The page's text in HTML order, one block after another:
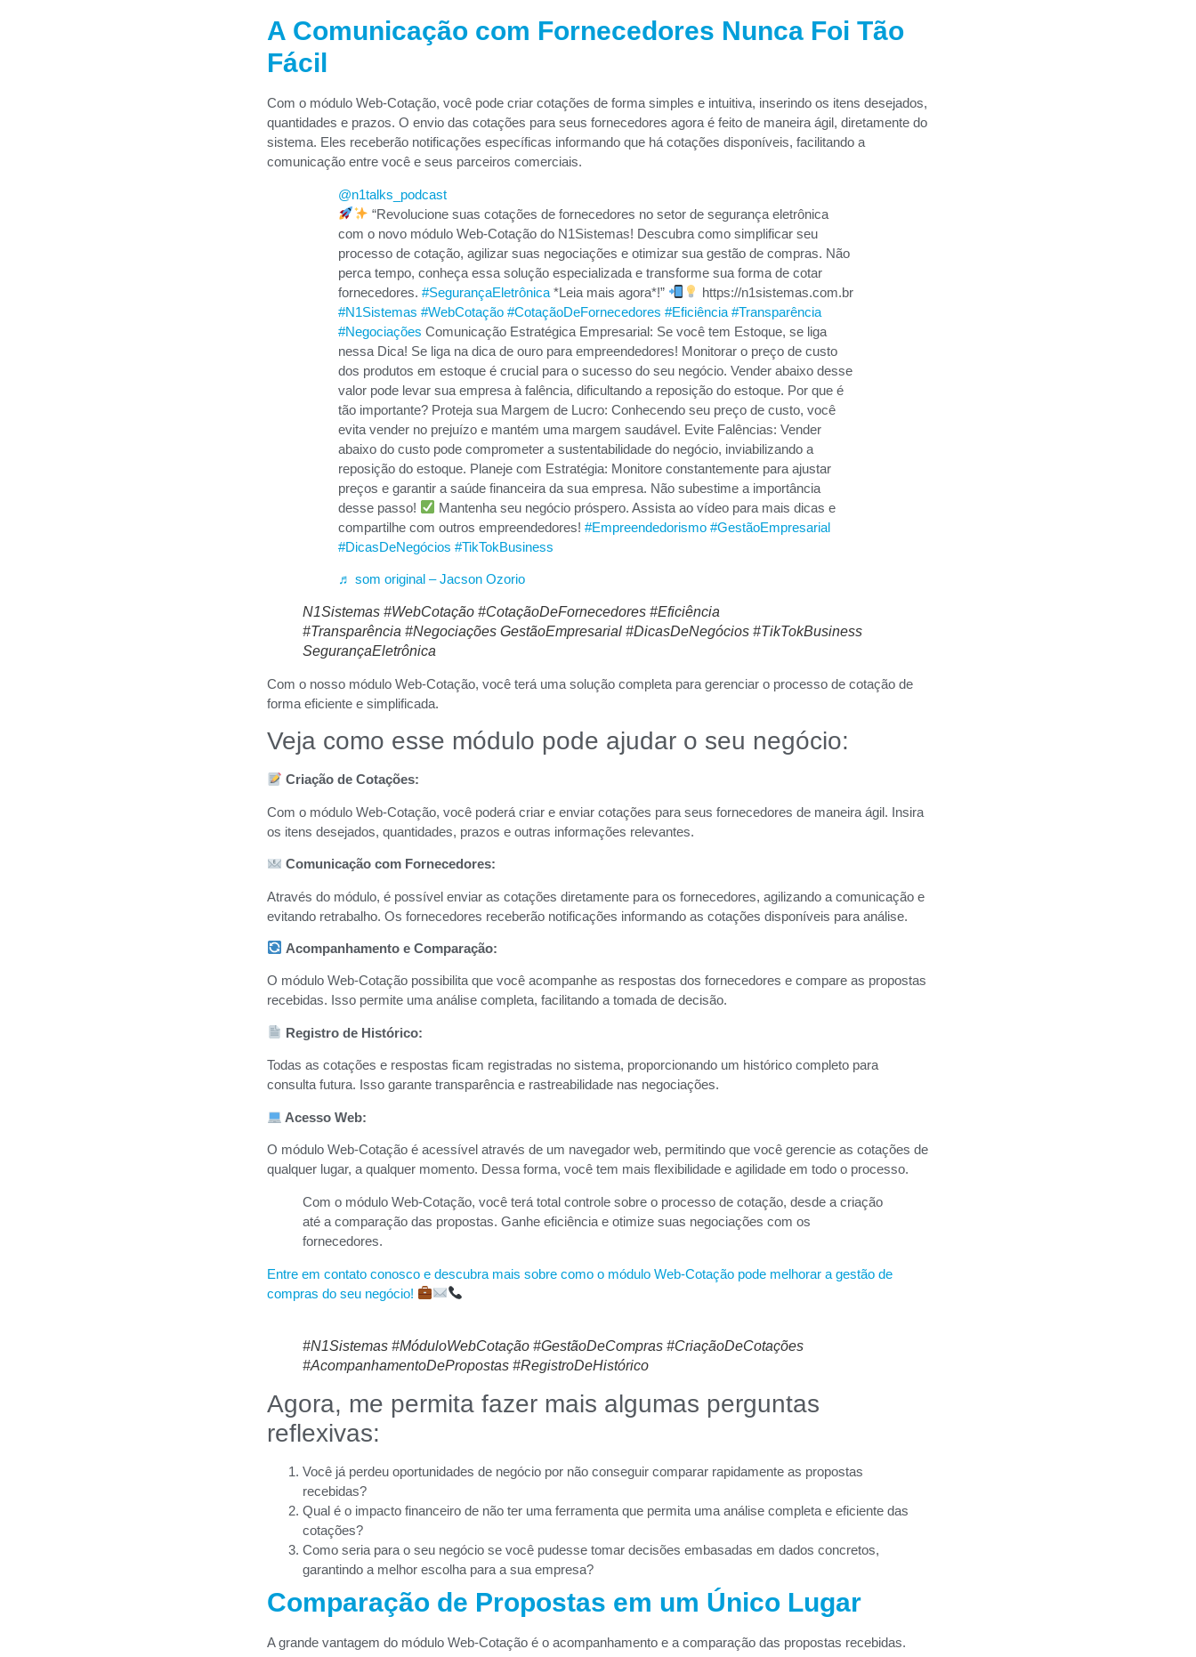
A Comunicação com Fornecedores Nunca Foi Tão
Fácil
Com o módulo Web-Cotação, você pode criar cotações de forma simples e intuitiva, inserindo os itens desejados,
quantidades e prazos. O envio das cotações para seus fornecedores agora é feito de maneira ágil, diretamente do
sistema. Eles receberão notificações específicas informando que há cotações disponíveis, facilitando a
comunicação entre você e seus parceiros comerciais.
@n1talks_podcast
“Revolucione suas cotações de fornecedores no setor de segurança eletrônica
com o novo módulo Web-Cotação do N1Sistemas! Descubra como simplificar seu
processo de cotação, agilizar suas negociações e otimizar sua gestão de compras. Não
perca tempo, conheça essa solução especializada e transforme sua forma de cotar
fornecedores. #SegurançaEletrônica *Leia mais agora*!”
https://n1sistemas.com.br
#N1Sistemas #WebCotação #CotaçãoDeFornecedores #Eficiência #Transparência
#Negociações Comunicação Estratégica Empresarial: Se você tem Estoque, se liga
nessa Dica! Se liga na dica de ouro para empreendedores! Monitorar o preço de custo
dos produtos em estoque é crucial para o sucesso do seu negócio. Vender abaixo desse
valor pode levar sua empresa à falência, dificultando a reposição do estoque. Por que é
tão importante? Proteja sua Margem de Lucro: Conhecendo seu preço de custo, você
evita vender no prejuízo e mantém uma margem saudável. Evite Falências: Vender
abaixo do custo pode comprometer a sustentabilidade do negócio, inviabilizando a
reposição do estoque. Planeje com Estratégia: Monitore constantemente para ajustar
preços e garantir a saúde financeira da sua empresa. Não subestime a importância
desse passo!
Mantenha seu negócio próspero. Assista ao vídeo para mais dicas e
compartilhe com outros empreendedores! #Empreendedorismo #GestãoEmpresarial
#DicasDeNegócios #TikTokBusiness
♬ som original – Jacson Ozorio
N1Sistemas #WebCotação #CotaçãoDeFornecedores #Eficiência
#Transparência #Negociações GestãoEmpresarial #DicasDeNegócios #TikTokBusiness
SegurançaEletrônica
Com o nosso módulo Web-Cotação, você terá uma solução completa para gerenciar o processo de cotação de
forma eficiente e simplificada.
Veja como esse módulo pode ajudar o seu negócio:
Criação de Cotações:
Com o módulo Web-Cotação, você poderá criar e enviar cotações para seus fornecedores de maneira ágil. Insira
os itens desejados, quantidades, prazos e outras informações relevantes.
Comunicação com Fornecedores:
Através do módulo, é possível enviar as cotações diretamente para os fornecedores, agilizando a comunicação e
evitando retrabalho. Os fornecedores receberão notificações informando as cotações disponíveis para análise.
Acompanhamento e Comparação:
O módulo Web-Cotação possibilita que você acompanhe as respostas dos fornecedores e compare as propostas
recebidas. Isso permite uma análise completa, facilitando a tomada de decisão.
Registro de Histórico:
Todas as cotações e respostas ficam registradas no sistema, proporcionando um histórico completo para
consulta futura. Isso garante transparência e rastreabilidade nas negociações.
Acesso Web:
O módulo Web-Cotação é acessível através de um navegador web, permitindo que você gerencie as cotações de
qualquer lugar, a qualquer momento. Dessa forma, você tem mais flexibilidade e agilidade em todo o processo.
Com o módulo Web-Cotação, você terá total controle sobre o processo de cotação, desde a criação
até a comparação das propostas. Ganhe eficiência e otimize suas negociações com os
fornecedores.
Entre em contato conosco e descubra mais sobre como o módulo Web-Cotação pode melhorar a gestão de
compras do seu negócio!
#N1Sistemas #MóduloWebCotação #GestãoDeCompras #CriaçãoDeCotações
#AcompanhamentoDePropostas #RegistroDeHistórico
Agora, me permita fazer mais algumas perguntas
reflexivas:
Você já perdeu oportunidades de negócio por não conseguir comparar rapidamente as propostas
recebidas?
Qual é o impacto financeiro de não ter uma ferramenta que permita uma análise completa e eficiente das
cotações?
Como seria para o seu negócio se você pudesse tomar decisões embasadas em dados concretos,
garantindo a melhor escolha para a sua empresa?
Comparação de Propostas em um Único Lugar
A grande vantagem do módulo Web-Cotação é o acompanhamento e a comparação das propostas recebidas.